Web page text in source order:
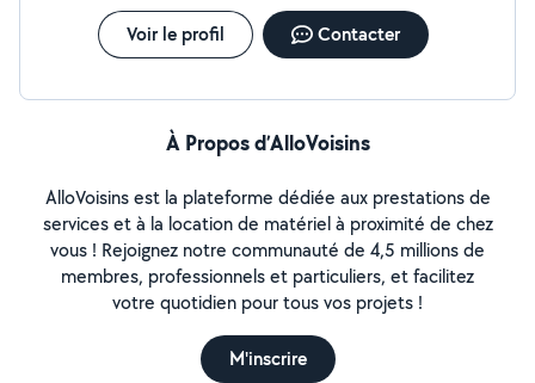
Voir le profil Contacter
À Propos d’AlloVoisins
AlloVoisins est la plateforme dédiée aux prestations de
services et à la location de matériel à proximité de chez
vous ! Rejoignez notre communauté de 4,5 millions de
membres, professionnels et particuliers, et facilitez
votre quotidien pour tous vos projets !
M'inscrire